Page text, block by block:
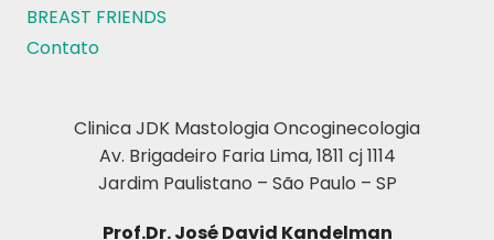
BREAST FRIENDS
Contato
Clinica JDK Mastologia Oncoginecologia
Av. Brigadeiro Faria Lima, 1811 cj 1114
Jardim Paulistano – São Paulo – SP
Prof.Dr. José David Kandelman